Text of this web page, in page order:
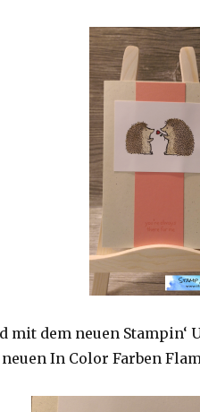
mit dem neuen Stampin‘
In Color Farben